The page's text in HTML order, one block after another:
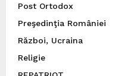
Post Ortodox
Preşedinţia României
Război, Ucraina
Religie